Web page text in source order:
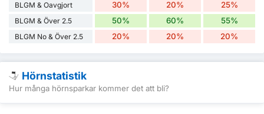
BLGM & Oavgjort 30% 20% 25%
BLGM & Över 2.5 50% 60% 55%
BLGM No & Över 2.5 20% 20% 20%
Hörnstatistik
Hur många hörnsparkar kommer det att bli?